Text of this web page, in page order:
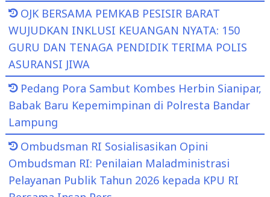
OJK BERSAMA PEMKAB PESISIR BARAT
WUJUDKAN INKLUSI KEUANGAN NYATA: 150
GURU DAN TENAGA PENDIDIK TERIMA POLIS
ASURANSI JIWA
Pedang Pora Sambut Kombes Herbin Sianipar,
Babak Baru Kepemimpinan di Polresta Bandar
Lampung
Ombudsman RI Sosialisasikan Opini
Ombudsman RI: Penilaian Maladministrasi
Pelayanan Publik Tahun 2026 kepada KPU RI
Bersama Insan Pers